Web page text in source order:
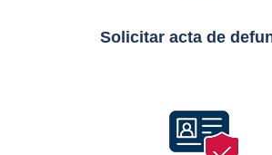
Solicitar acta de